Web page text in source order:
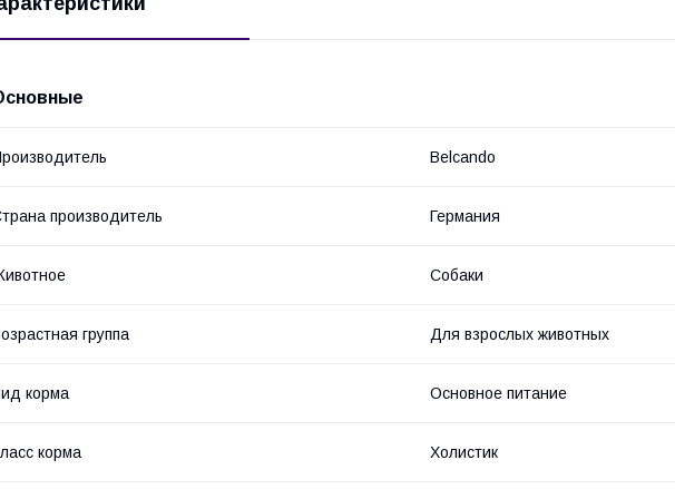
Belcando
производитель Германия
Собаки
группа Для взрослых животных
корма Основное питание
корма Холистик